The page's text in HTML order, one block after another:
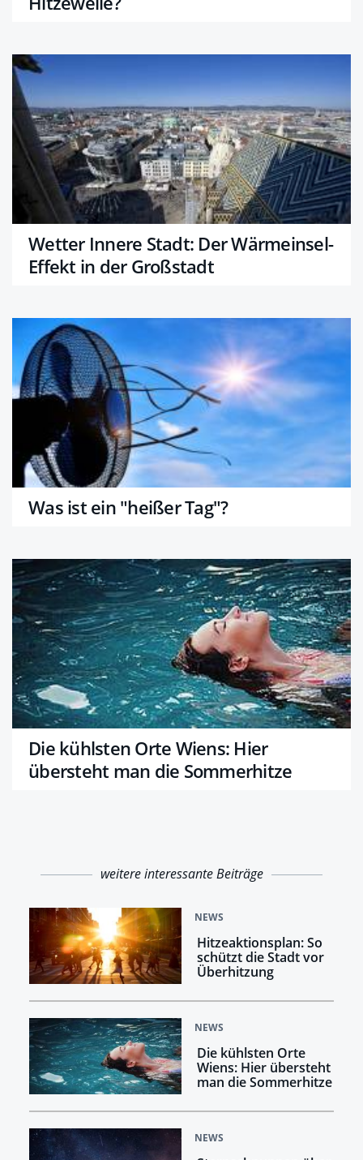
Wetter Innere Stadt: Der Wärmeinsel-
Effekt in der Großstadt
Was ist ein "heißer Tag"?
Die kühlsten Orte Wiens: Hier
übersteht man die Sommerhitze
weitere interessante Beiträge
NEWS
Hitzeaktionsplan: So
schützt die Stadt vor
Überhitzung
NEWS
Die kühlsten Orte
Wiens: Hier übersteht
man die Sommerhitze
NEWS